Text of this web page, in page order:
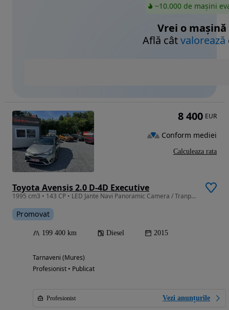
~10.000 de mașini
Vrei o mașină
Află câtvalorează
Toyota Avensis 2.0 D-4D Executive
1995 cm3 • 143 CP • LED Jante Navi Panoramic Camera / Tranport gratuit / GARANTIE
Promovat
199 400 km Diesel 2015
Tarnaveni (Mures)
Profesionist • Publicat
Profesionist Vezi anunțurile
8 400 EUR
Conform mediei
Calculeaza rata